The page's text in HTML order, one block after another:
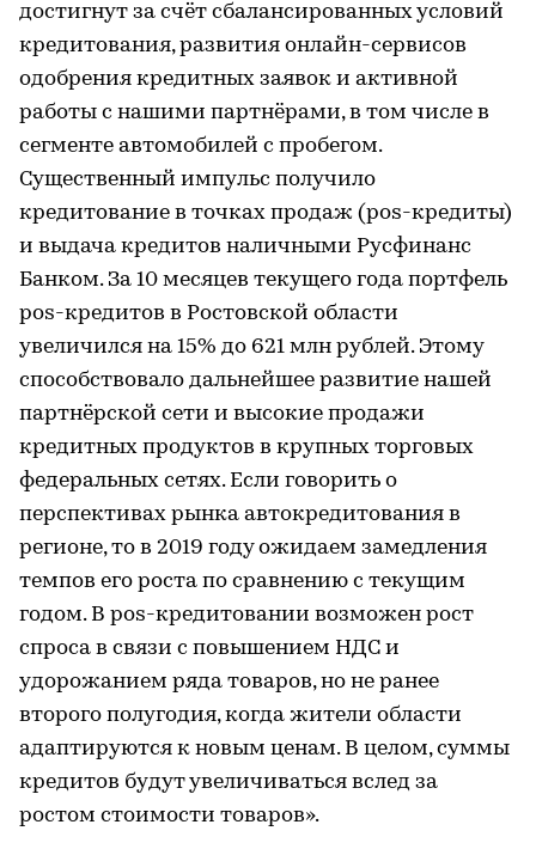
достигнут за счёт сбалансированных условий
кредитования, развития онлайн-сервисов
одобрения кредитных заявок и активной
работы с нашими партнёрами, в том числе в
сегменте автомобилей с пробегом.
Существенный импульс получило
кредитование в точках продаж (pos-кредиты)
и выдача кредитов наличными Русфинанс
Банком. За 10 месяцев текущего года портфель
pos-кредитов в Ростовской области
увеличился на 15% до 621 млн рублей. Этому
способствовало дальнейшее развитие нашей
партнёрской сети и высокие продажи
кредитных продуктов в крупных торговых
федеральных сетях. Если говорить о
перспективах рынка автокредитования в
регионе, то в 2019 году ожидаем замедления
темпов его роста по сравнению с текущим
годом. В pos-кредитовании возможен рост
спроса в связи с повышением НДС и
удорожанием ряда товаров, но не ранее
второго полугодия, когда жители области
адаптируются к новым ценам. В целом, суммы
кредитов будут увеличиваться вслед за
ростом стоимости товаров».